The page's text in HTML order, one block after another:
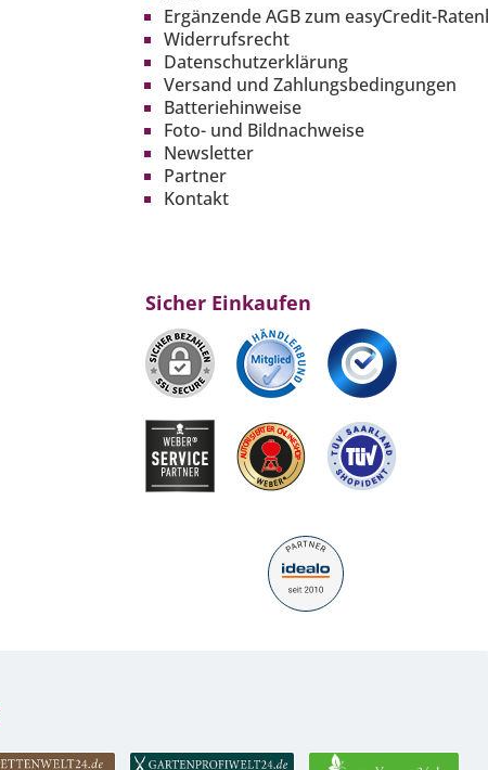
Ergänzende AGB zum easyCredit-
Widerrufsrecht
Datenschutzerklärung
Versand und Zahlungsbedingungen
Batteriehinweise
Foto- und Bildnachweise
Newsletter
Partner
Kontakt
Sicher Einkaufen